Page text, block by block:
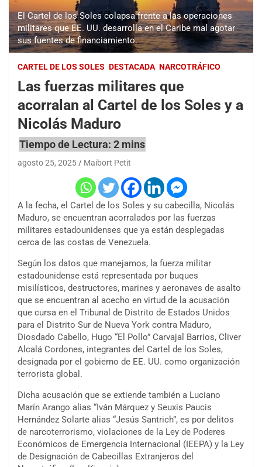
El Cartel de los Soles colapsa frente a las operaciones
militares que EE. UU. desarrolla en el Caribe mal agotar
sus fuentes de financiamiento.
CARTEL DE LOS SOLES DESTACADA NARCOTRÁFICO
Las fuerzas militares que
acorralan al Cartel de los Soles y a
Nicolás Maduro
agosto 25, 2025 Maibort Petit
A la fecha, el Cartel de los Soles y su cabecilla, Nicolás
Maduro, se encuentran acorralados por las fuerzas
militares estadounidenses que ya están desplegadas
cerca de las costas de Venezuela.
Según los datos que manejamos, la fuerza militar
estadounidense está representada por buques
misilísticos, destructores, marines y aeronaves de asalto
que se encuentran al acecho en virtud de la acusación
que cursa en el Tribunal de Distrito de Estados Unidos
para el Distrito Sur de Nueva York contra Maduro,
Diosdado Cabello, Hugo “El Pollo” Carvajal Barrios, Cliver
Alcalá Cordones, integrantes del Cartel de los Soles,
designada por el gobierno de EE. UU. como organización
terrorista global.
Dicha acusación que se extiende también a Luciano
Marín Arango alias “Iván Márquez y Seuxis Paucis
Hernández Solarte alias “Jesús Santrich”, es por delitos
de narcoterrorismo, violaciones de la Ley de Poderes
Económicos de Emergencia Internacional (IEEPA) y la Ley
de Designación de Cabecillas Extranjeros del